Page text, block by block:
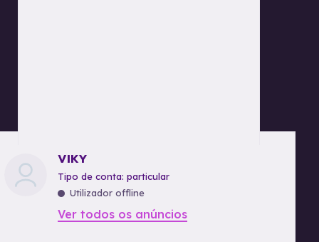
VIKY
tipo de conta: particular
Utilizador offline
Ver todos os anúncios